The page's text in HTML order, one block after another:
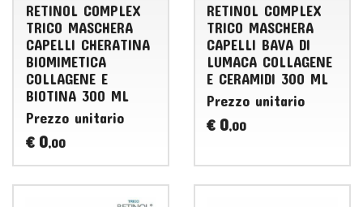
RETINOL COMPLEX
TRICO MASCHERA
CAPELLI CHERATINA
BIOMIMETICA
COLLAGENE E
BIOTINA 300 ML
Prezzo unitario
€ 0,00
RETINOL COMPLEX
TRICO MASCHERA
CAPELLI BAVA DI
LUMACA COLLAGENE
E CERAMIDI 300 ML
Prezzo unitario
€ 0,00